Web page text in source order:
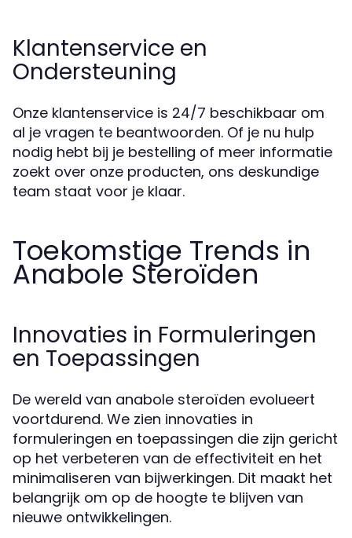
Klantenservice en
Ondersteuning
Onze klantenservice is 24/7 beschikbaar om
al je vragen te beantwoorden. Of je nu hulp
nodig hebt bij je bestelling of meer informatie
zoekt over onze producten, ons deskundige
team staat voor je klaar.
Toekomstige Trends in
Anabole Steroïden
Innovaties in Formuleringen
en Toepassingen
De wereld van anabole steroïden evolueert
voortdurend. We zien innovaties in
formuleringen en toepassingen die zijn gericht
op het verbeteren van de effectiviteit en het
minimaliseren van bijwerkingen. Dit maakt het
belangrijk om op de hoogte te blijven van
nieuwe ontwikkelingen.